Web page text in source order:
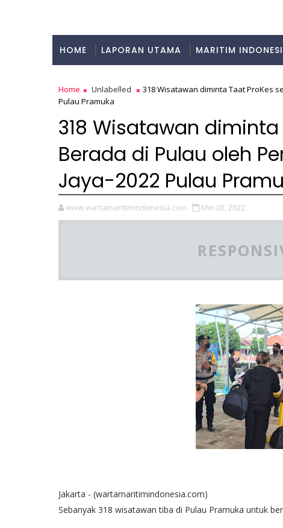
HOME LAPORAN UTAMA MARITIM
Home Unlabelled
318 Wisatawan diminta Taat ProKes
Pulau Pramuka
318 Wisatawan
Berada di Pulau oleh
Jaya-2022 Pulau
www.wartamaritimindonesia.com Mei 03, 2022
Jakarta - (wartamaritimindonesia.com)
Sebanyak 318 wisatawan tiba di Pulau Pramuka untuk